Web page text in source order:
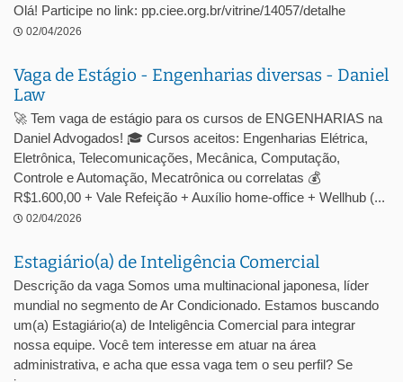
Olá! Participe no link: pp.ciee.org.br/vitrine/14057/detalhe
02/04/2026
Vaga de Estágio - Engenharias diversas - Daniel
Law
🚀 Tem vaga de estágio para os cursos de ENGENHARIAS na
Daniel Advogados! 🎓 Cursos aceitos: Engenharias Elétrica,
Eletrônica, Telecomunicações, Mecânica, Computação,
Controle e Automação, Mecatrônica ou correlatas 💰
R$1.600,00 + Vale Refeição + Auxílio home-office + Wellhub (...
02/04/2026
Estagiário(a) de Inteligência Comercial
Descrição da vaga Somos uma multinacional japonesa, líder
mundial no segmento de Ar Condicionado. Estamos buscando
um(a) Estagiário(a) de Inteligência Comercial para integrar
nossa equipe. Você tem interesse em atuar na área
administrativa, e acha que essa vaga tem o seu perfil? Se